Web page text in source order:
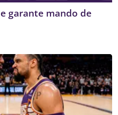
garante mando de